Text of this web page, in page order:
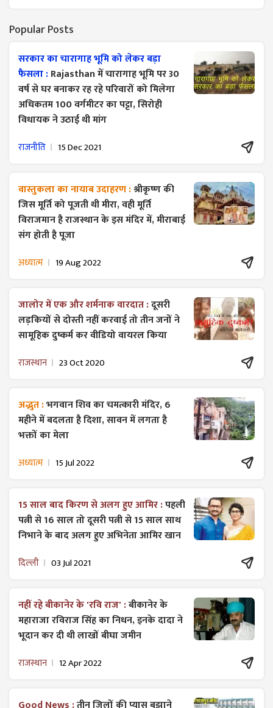
Popular Posts
सरकार का चारागाह भूमि को लेकर बड़ा
फैसला :Rajasthan में चारागाह भूमि पर 30
वर्ष से घर बनाकर रह रहे परिवारों को मिलेगा
अधिकतम 100 वर्गमीटर का पट्टा, सिरोही
विधायक ने उठाई थी मांग
राजनीति 15 Dec 2021
वास्तुकला का नायाब उदाहरण :श्रीकृष्ण की
जिस मूर्ति को पूजती थी मीरा, वही मूर्ति
विराजमान है राजस्थान के इस मंदिर में, मीराबाई
संग होती है पूजा
अध्यात्म 19 Aug 2022
जालोर में एक और शर्मनाक वारदात :दूसरी
लड़कियों से दोस्ती नहीं करवाई तो तीन जनों ने
सामूहिक दुष्कर्म कर वीडियो वायरल किया
राजस्थान 23 Oct 2020
अद्भुत :भगवान शिव का चमत्कारी मंदिर, 6
महीने में बदलता है दिशा, सावन में लगता है
भक्तों का मेला
अध्यात्म 15 Jul 2022
15 साल बाद किरण से अलग हुए आमिर :पहली
पत्नी से 16 साल तो दूसरी पत्नी से 15 साल साथ
निभाने के बाद अलग हुए अभिनेता आमिर खान
दिल्ली 03 Jul 2021
नहीं रहे बीकानेर के 'रवि राज' :बीकानेर के
महाराजा रविराज सिंह का निधन, इनके दादा ने
भूदान कर दी थी लाखों बीघा जमीन
राजस्थान 12 Apr 2022